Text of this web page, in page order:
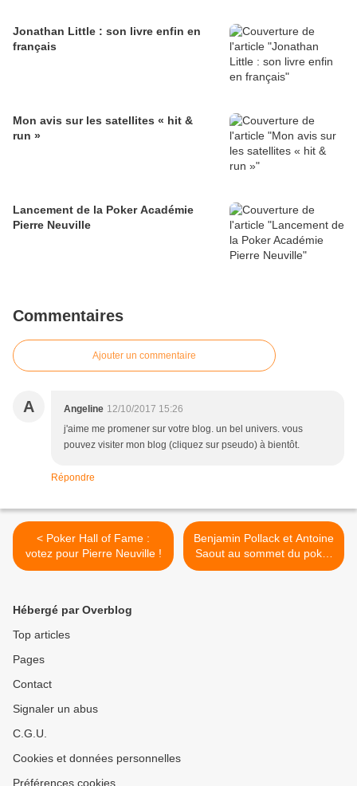
Jonathan Little : son livre enfin en
français
Mon avis sur les satellites « hit &
run »
Lancement de la Poker Académie
Pierre Neuville
Commentaires
Ajouter un commentaire
A Angeline 12/10/2017 15:26
j'aime me promener sur votre blog. un bel univers. vous
pouvez visiter mon blog (cliquez sur pseudo) à bientôt.
Répondre
< Poker Hall of Fame :
votez pour Pierre Neuville !
Benjamin Pollack et Antoine
Saout au sommet du poker
francais >
Hébergé par Overblog
Top articles
Pages
Contact
Signaler un abus
C.G.U.
Cookies et données personnelles
Préférences cookies